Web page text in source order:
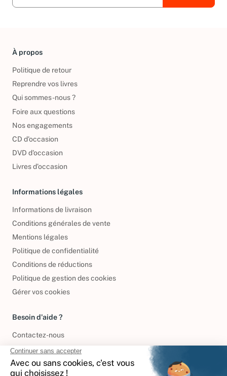
À propos
Politique de retour
Reprendre vos livres
Qui sommes-nous ?
Foire aux questions
Nos engagements
CD d'occasion
DVD d'occasion
Livres d’occasion
Informations légales
Informations de livraison
Conditions générales de vente
Mentions légales
Politique de confidentialité
Conditions de réductions
Politique de gestion des cookies
Gérer vos cookies
Besoin d'aide ?
Contactez-nous